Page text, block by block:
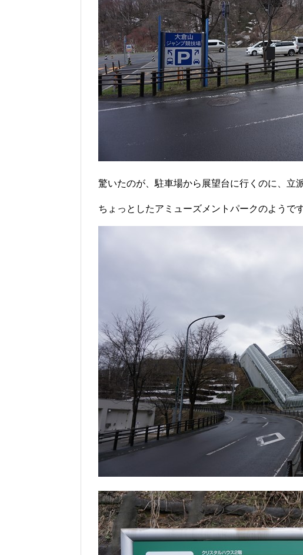
驚いたのが、駐車場から展望台に行くのに、立
ちょっとしたアミューズメントパークのようです